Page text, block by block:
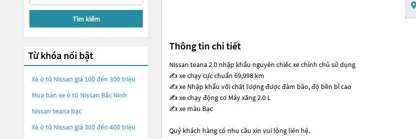
Thông tin chi tiết
Nissan teana 2.0 nhập khẩu nguyên chiếc xe chính chủ sử dụng
✍ xe chạy cực chuẩn 69,998 km
✍ xe Nhập khẩu với chất lượng được đảm bảo, độ bền bỉ cao
✍ xe chạy động cơ Máy xăng 2.0 L
✍ xe màu Bạc
Quý khách hàng có nhu cầu xin vui lòng liên hệ.
Tìm kiếm
Từ khóa nổi bật
Xe ô tô Nissan giá 100 đến 300 triệu
Mua bán xe ô tô Nissan Bắc Ninh
Nissan teana bạc
Xe ô tô Nissan giá 300 đến 400 triệu